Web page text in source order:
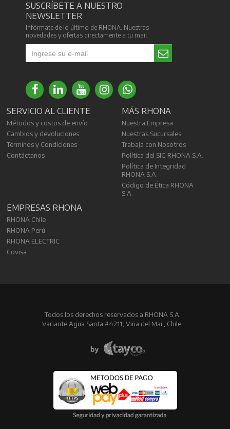
SUSCRÍBETE A NUESTRO
NEWSLETTER
Infórmate de lo último de RHONA. Nuestras
novedades y ofertas directamente a tu mail.
SERVICIO AL CLIENTE
Métodos y costos de envío
Cambios y devoluciones
Términos y Condiciones
Contáctanos
MÁS RHONA
Nuestra Empresa
Nuestras Sucursales
Trabaja con Nosotros
Política del SIG RHONA S.A.
Política de Integridad
RHONA S.A.
Código de Ética RHONA
S.A.
EMPRESAS RHONA
RHONA Chile
RHONA Perú
RHONA ELECTRIC
Covisa
Todos los derechos reservados a RHONA S.A.
Variante Agua Santa #4211, Viña del Mar, Chile.